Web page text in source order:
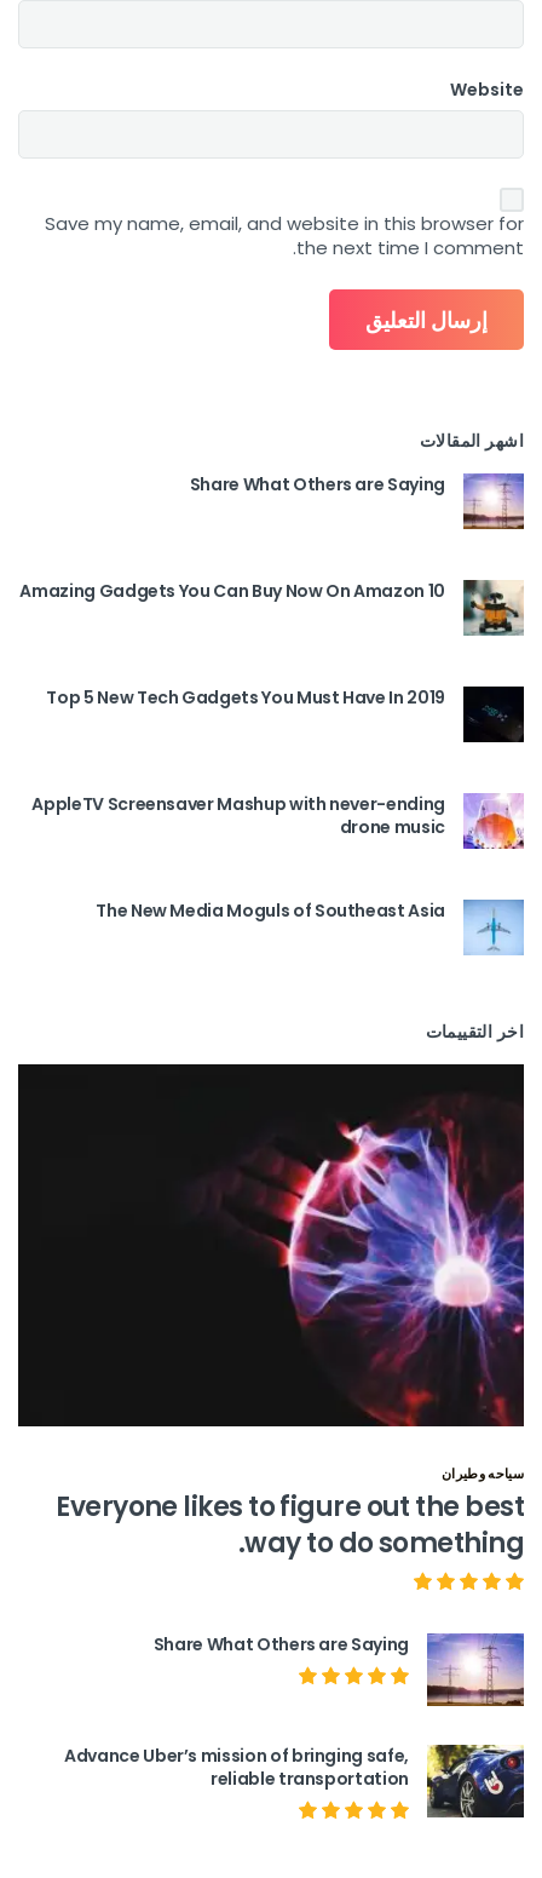
Website
Save my name, email, and website in this browser for
the next time I comment.
اشهر المقالات
Share What Others are Saying
10 Amazing Gadgets You Can Buy Now On Amazon
Top 5 New Tech Gadgets You Must Have In 2019
AppleTV Screensaver Mashup with never-ending
drone music
The New Media Moguls of Southeast Asia
اخر التقييمات
سياحه وطيران
Everyone likes to figure out the best
way to do something.
Share What Others are Saying
Advance Uber’s mission of bringing safe,
reliable transportation